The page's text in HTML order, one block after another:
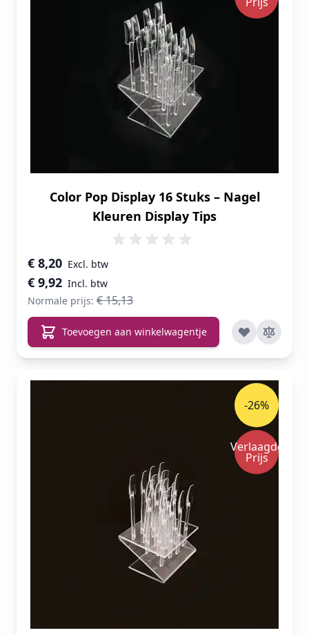
Color Pop Display 16 Stuks – Nagel
Kleuren Display Tips
Speciale prijs
€ 9,92
€ 8,20
Normale prijs: € 15,13
Toevoegen aan winkelwagentje
-26%
Verlaagde
Prijs